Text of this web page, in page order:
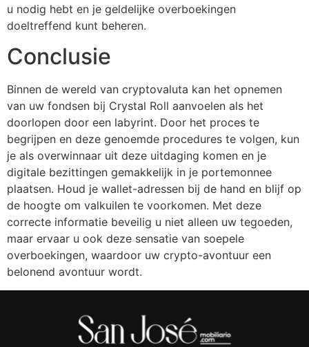
u nodig hebt en je geldelijke overboekingen
doeltreffend kunt beheren.
Conclusie
Binnen de wereld van cryptovaluta kan het opnemen
van uw fondsen bij Crystal Roll aanvoelen als het
doorlopen door een labyrint. Door het proces te
begrijpen en deze genoemde procedures te volgen, kun
je als overwinnaar uit deze uitdaging komen en je
digitale bezittingen gemakkelijk in je portemonnee
plaatsen. Houd je wallet-adressen bij de hand en blijf op
de hoogte om valkuilen te voorkomen. Met deze
correcte informatie beveilig u niet alleen uw tegoeden,
maar ervaar u ook deze sensatie van soepele
overboekingen, waardoor uw crypto-avontuur een
belonend avontuur wordt.